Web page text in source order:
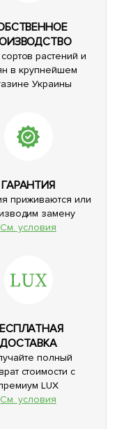
растений и
в крупнейшем
Украины
ГАРАНТИЯ
приживаются или
замену
См. условия
ДОСТАВКА
полный
стоимости с
LUX
См. условия